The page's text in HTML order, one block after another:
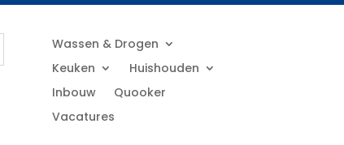
Wassen & Drogen
Keuken
Huishouden
Inbouw
Quooker
Vacatures